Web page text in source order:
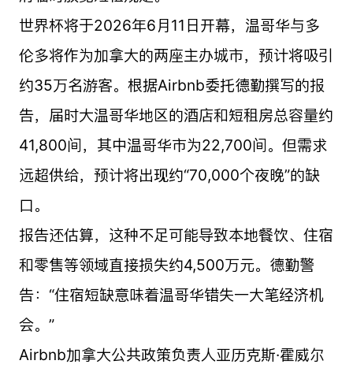
世界杯将于2026年6月11日开幕，温哥华与多
伦多将作为加拿大的两座主办城市，预计将吸引
约35万名游客。根据Airbnb委托德勤撰写的报
告，届时大温哥华地区的酒店和短租房总容量约
41,800间，其中温哥华市为22,700间。但需求
远超供给，预计将出现约“70,000个夜晚”的缺
口。
报告还估算，这种不足可能导致本地餐饮、住宿
和零售等领域直接损失约4,500万元。德勤警
告：“住宿短缺意味着温哥华错失一大笔经济机
会。”
Airbnb加拿大公共政策负责人亚历克斯·霍威尔